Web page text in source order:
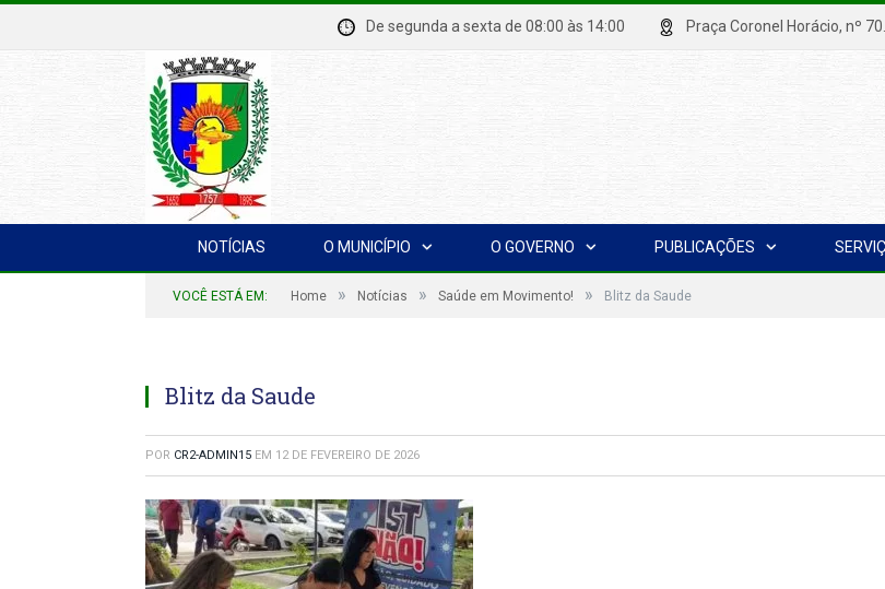
De segunda a sexta de 08:00 às 14:00 Praça Coronel Horácio, nº
NOTÍCIAS O MUNICÍPIO O GOVERNO PUBLICAÇÕES
VOCÊ ESTÁ EM: Home » Notícias » Saúde em Movimento! » Blitz da Saude
Blitz da Saude
POR CR2-ADMIN15 EM 12 DE FEVEREIRO DE 2026